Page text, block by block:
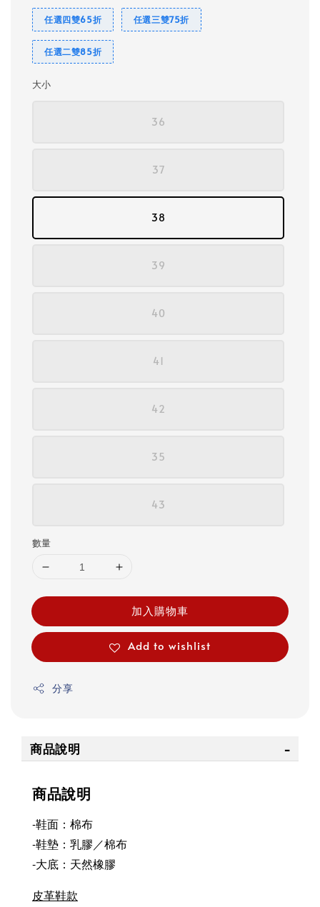
任選四雙65折 任選三雙75折
任選二雙85折
大小
36
37
38
39
40
41
42
35
43
數量
加入購物車
Add to wishlist
分享
商品說明
商品說明
-鞋面：棉布
-鞋墊：乳膠／棉布
-大底：天然橡膠
皮革鞋款